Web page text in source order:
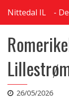
Nittedal IL
26/05/2026